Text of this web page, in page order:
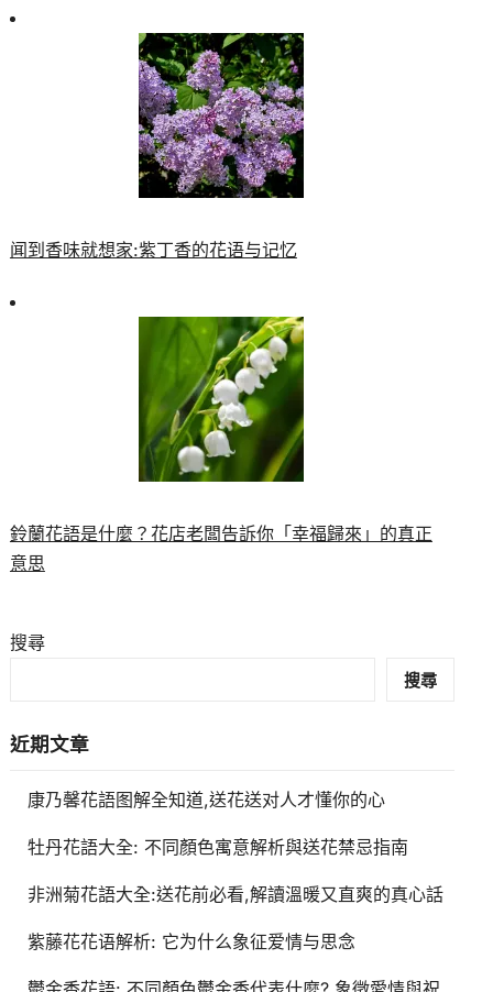
闻到香味就想家:紫丁香的花语与记忆
鈴蘭花語是什麼？花店老闆告訴你「幸福歸來」的真正
意思
搜尋
搜尋
近期文章
康乃馨花語图解全知道,送花送对人才懂你的心
牡丹花語大全: 不同顏色寓意解析與送花禁忌指南
非洲菊花語大全:送花前必看,解讀溫暖又直爽的真心話
紫藤花花语解析: 它为什么象征爱情与思念